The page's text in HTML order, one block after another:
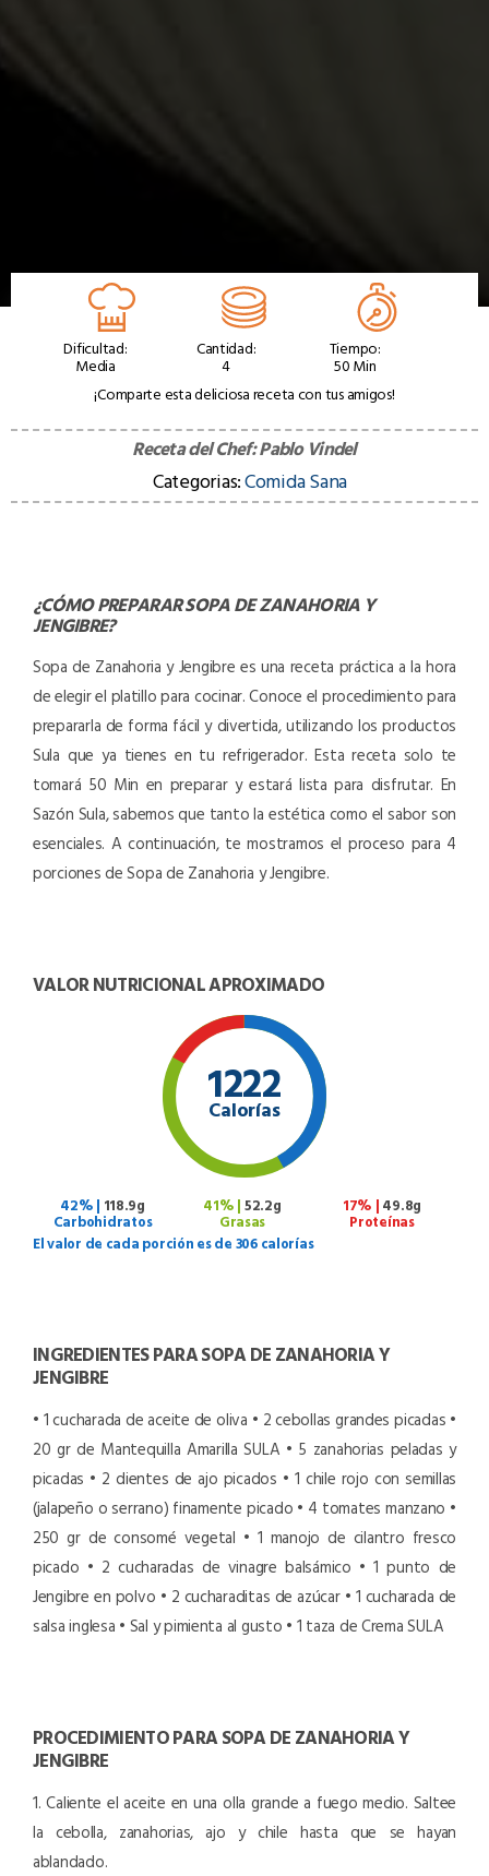
Dificultad:
Media
Cantidad:
4
Tiempo:
50 Min
¡Comparte esta deliciosa receta con tus amigos!
Receta del Chef:Pablo Vindel
Categorias:Comida Sana
¿CÓMO PREPARARSOPA DE ZANAHORIA Y
JENGIBRE?
Sopa de Zanahoria y Jengibre es una receta práctica a la hora
de elegir el platillo para cocinar. Conoce el procedimiento para
prepararla de forma fácil y divertida, utilizando los productos
Sula que ya tienes en tu refrigerador. Esta receta solo te
tomará 50 Min en preparar y estará lista para disfrutar. En
Sazón Sula, sabemos que tanto la estética como el sabor son
esenciales. A continuación, te mostramos el proceso para 4
porciones de Sopa de Zanahoria y Jengibre.
VALOR NUTRICIONAL APROXIMADO
1222
Calorías
42% | 118.9g
Carbohidratos
41% | 52.2g
Grasas
17% | 49.8g
Proteínas
El valor de cada porción es de 306 calorías
INGREDIENTES PARA SOPA DE ZANAHORIA Y
JENGIBRE
• 1 cucharada de aceite de oliva • 2 cebollas grandes picadas •
20 gr de Mantequilla Amarilla SULA • 5 zanahorias peladas y
picadas • 2 dientes de ajo picados • 1 chile rojo con semillas
(jalapeño o serrano) finamente picado • 4 tomates manzano •
250 gr de consomé vegetal • 1 manojo de cilantro fresco
picado • 2 cucharadas de vinagre balsámico • 1 punto de
Jengibre en polvo • 2 cucharaditas de azúcar • 1 cucharada de
salsa inglesa • Sal y pimienta al gusto • 1 taza de Crema SULA
PROCEDIMIENTO PARA SOPA DE ZANAHORIA Y
JENGIBRE
1. Caliente el aceite en una olla grande a fuego medio. Saltee
la cebolla, zanahorias, ajo y chile hasta que se hayan
ablandado.